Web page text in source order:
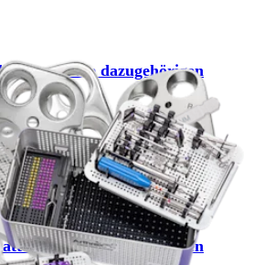
und die dazugehörigen
und die dazugehörigen